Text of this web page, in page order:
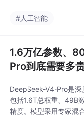
万tokens长文本处理，
能力，可拆解问题并参
与开发流程；原生多模
态支持图像等非文本信
集成部署。不同于仅优
化对话的AI，M3更注重
实际工作场景，如长文
#人工智能
1.6万亿参数、
Pro到底需要多
DeepSeek-V4-Pro是深
包括1.6T总权重、49B
精度。模型采用专家混